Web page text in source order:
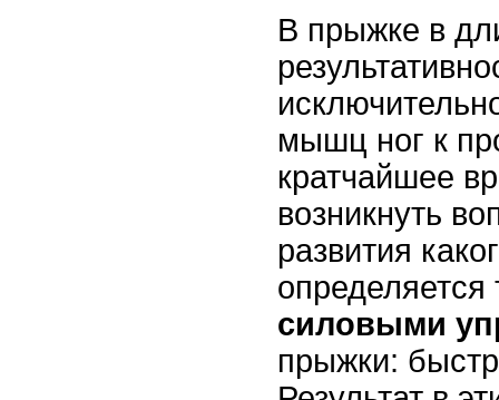
В прыжке в
мышц ног к
кратчайшее
возникнуть
развития
силовыми
прыжки: